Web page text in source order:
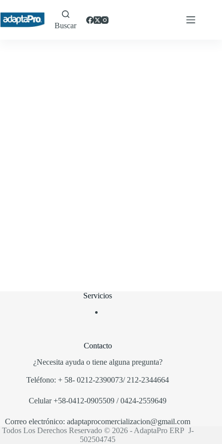
Buscar
Servicios
Contacto
¿Necesita ayuda o tiene alguna pregunta?
Teléfono: + 58-0212-2390073/ 212-2344664
Celular+58-0412-0905509/ 0424-2559649
Correo electrónico: adaptaprocomercializacion@gmail.com
Todos Los Derechos Reservado © 2026 - AdaptaPro ERP J-
502504745